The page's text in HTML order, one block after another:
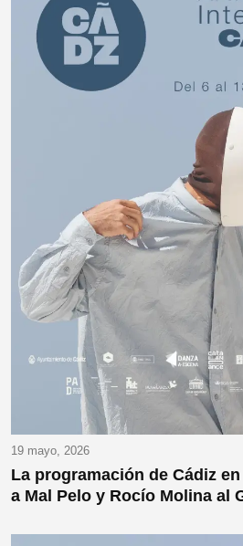
19 mayo, 2026
La programación de Cádiz
a Mal Pelo y Rocío Molina al